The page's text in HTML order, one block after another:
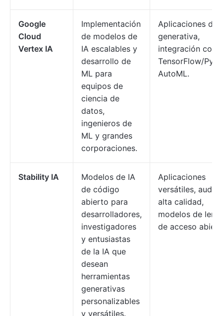
Google
Cloud
Vertex IA
Implementación
de modelos de
IA escalables y
desarrollo de
ML para
equipos de
ciencia de
datos,
ingenieros de
ML y grandes
corporaciones.
Aplicaciones de
generativa,
integración con
TensorFlow/
AutoML.
Stability IA
Modelos de IA
de código
abierto para
desarrolladores,
investigadores
y entusiastas
de la IA que
desean
herramientas
generativas
personalizables
y versátiles.
Aplicaciones
versátiles, audio
alta calidad,
modelos de
de acceso